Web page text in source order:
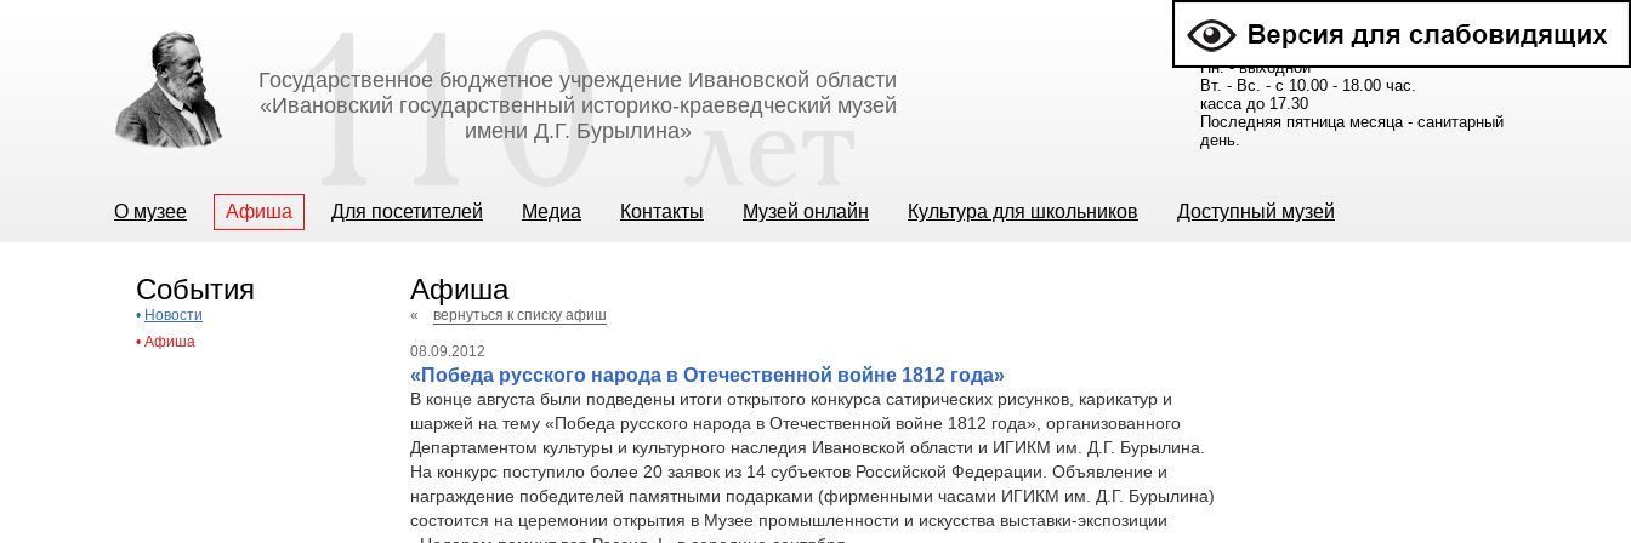
Государственное бюджетное учреждение Ивановской области
«Ивановский государственный историко-краеведческий музей
имени Д.Г. Бурылина»
Расписание работы музея:
Пн. - выходной
Вт. - Вс. - с 10.00 - 18.00 час.
касса до 17.30
Последняя пятница месяца - санитарный
день.
О музее Афиша Для посетителей Медиа Контакты Музей онлайн Культура для школьников Доступный музей
События
• Новости
• Афиша
Афиша
« вернуться к списку афиш
08.09.2012
«Победа русского народа в Отечественной войне 1812 года»
В конце августа были подведены итоги открытого конкурса сатирических рисунков, карикатур и
шаржей на тему «Победа русского народа в Отечественной войне 1812 года», организованного
Департаментом культуры и культурного наследия Ивановской области и ИГИКМ им. Д.Г. Бурылина.
На конкурс поступило более 20 заявок из 14 субъектов Российской Федерации. Объявление и
награждение победителей памятными подарками (фирменными часами ИГИКМ им. Д.Г. Бурылина)
состоится на церемонии открытия в Музее промышленности и искусства выставки-экспозиции